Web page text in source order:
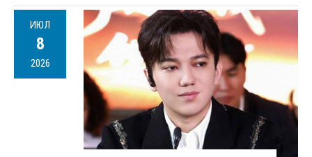
ИЮЛ
8
2026